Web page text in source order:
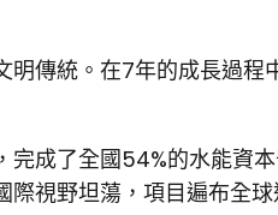
傳統。在7年的成長過
完成了全國54%的水能資
視野坦蕩，項目遍布全球